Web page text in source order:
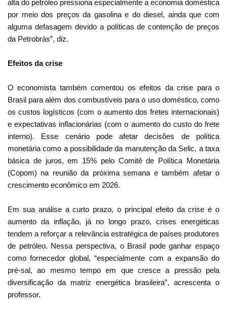
alta do petróleo pressiona especialmente a economia doméstica
por meio dos preços da gasolina e do diesel, ainda que com
alguma defasagem devido a políticas de contenção de preços
da Petrobrás”, diz.
Efeitos da crise
O economista também comentou os efeitos da crise para o
Brasil para além dos combustíveis para o uso doméstico, como
os custos logísticos (com o aumento dos fretes internacionais)
e expectativas inflacionárias (com o aumento do custo do frete
interno). Esse cenário pode afetar decisões de política
monetária como a possibilidade da manutenção da Selic, a taxa
básica de juros, em 15% pelo Comitê de Política Monetária
(Copom) na reunião da próxima semana e também afetar o
crescimento econômico em 2026.
Em sua análise a curto prazo, o principal efeito da crise é o
aumento da inflação, já no longo prazo, crises energéticas
tendem a reforçar a relevância estratégica de países produtores
de petróleo. Nessa perspectiva, o Brasil pode ganhar espaço
como fornecedor global, “especialmente com a expansão do
pré-sal, ao mesmo tempo em que cresce a pressão pela
diversificação da matriz energética brasileira”, acrescenta o
professor.